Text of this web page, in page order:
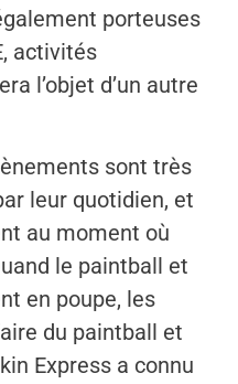
porteuses
activités
l’objet d’un autre
sont très
leur quotidien, et
au moment où
le paintball et
en poupe, les
du paintball et
Express a connu